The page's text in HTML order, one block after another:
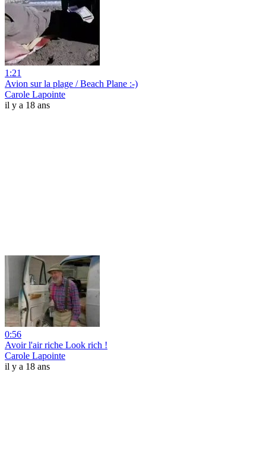
1:21
Avion sur la plage / Beach Plane :-)
Carole Lapointe
il y a 18 ans
0:56
Avoir l'air riche Look rich !
Carole Lapointe
il y a 18 ans